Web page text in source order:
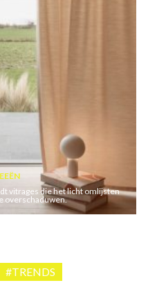
vitrages die het licht omlijsten
overschaduwen.
#TRENDS